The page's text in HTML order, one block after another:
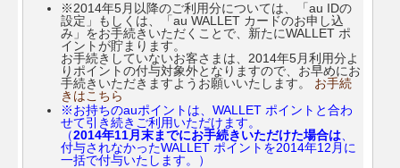
※2014年5月以降のご利用分については、「au IDの
設定」もしくは、「au WALLET カードのお申し込
み」をお手続きいただくことで、新たにWALLET ポ
イントが貯まります。
お手続きしていないお客さまは、2014年5月利用分よ
りポイントの付与対象外となりますので、お早めにお
手続きいただきますようお願いいたします。 お手続
きはこちら
※お持ちのauポイントは、WALLET ポイントと合わ
せて引き続きご利用いただけます。
（2014年11月末までにお手続きいただけた場合は
付与されなかったWALLET ポイントを2014年12月に
一括で付与いたします。）